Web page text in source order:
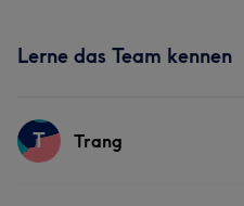
Lerne das Team kennen
T Trang